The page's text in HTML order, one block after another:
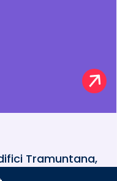
Tramuntana,
08023 Barcelona